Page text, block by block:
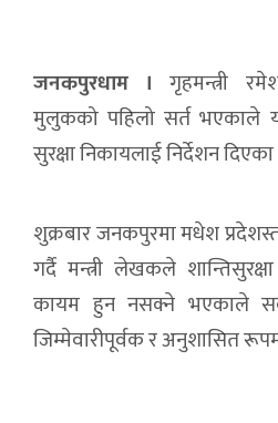
जनकपुरधाम । गृहमन्त्री
मुलुकको पहिलो सर्त भएकाले
सुरक्षा निकायलाई निर्देशन
शुक्रबार जनकपुरमा मधेश
गर्दै मन्त्री लेखकले
कायम हुन नसक्ने भएकाले सबै
जिम्मेवारीपूर्वक र अनुशासित